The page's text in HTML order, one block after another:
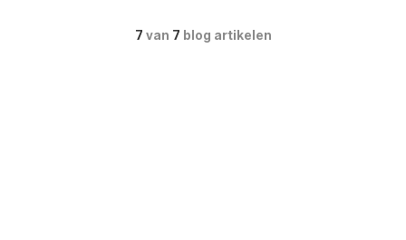
7 van 7 blog artikelen